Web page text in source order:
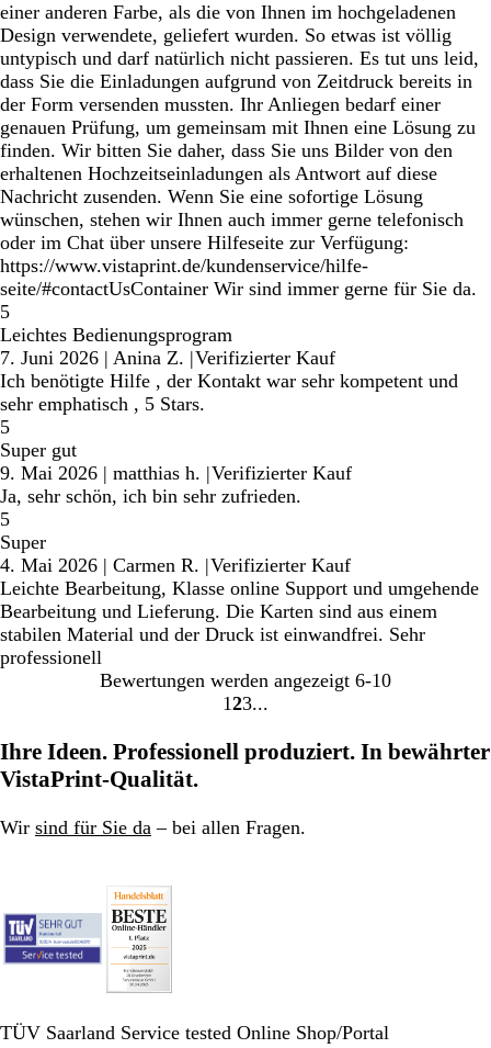
einer anderen Farbe, als die von Ihnen im hochgeladenen
Design verwendete, geliefert wurden. So etwas ist völlig
untypisch und darf natürlich nicht passieren. Es tut uns leid,
dass Sie die Einladungen aufgrund von Zeitdruck bereits in
der Form versenden mussten. Ihr Anliegen bedarf einer
genauen Prüfung, um gemeinsam mit Ihnen eine Lösung zu
finden. Wir bitten Sie daher, dass Sie uns Bilder von den
erhaltenen Hochzeitseinladungen als Antwort auf diese
Nachricht zusenden. Wenn Sie eine sofortige Lösung
wünschen, stehen wir Ihnen auch immer gerne telefonisch
oder im Chat über unsere Hilfeseite zur Verfügung:
https://www.vistaprint.de/kundenservice/hilfe-
seite/#contactUsContainer Wir sind immer gerne für Sie da.
5
Leichtes Bedienungsprogram
7. Juni 2026 | Anina Z. |Verifizierter Kauf
Ich benötigte Hilfe , der Kontakt war sehr kompetent und
sehr emphatisch , 5 Stars.
5
Super gut
9. Mai 2026 | matthias h. |Verifizierter Kauf
Ja, sehr schön, ich bin sehr zufrieden.
5
Super
4. Mai 2026 | Carmen R. |Verifizierter Kauf
Leichte Bearbeitung, Klasse online Support und umgehende
Bearbeitung und Lieferung. Die Karten sind aus einem
stabilen Material und der Druck ist einwandfrei. Sehr
professionell
Bewertungen werden angezeigt 6-10
Gehe
Seite
1 Gehe
Seite
2Gehe
Seite
3
Ihre Ideen. Professionell produziert. In bewährter
VistaPrint-Qualität.
Wir sind für Sie da – bei allen Fragen.
TÜV Saarland Service tested Online Shop/Portal